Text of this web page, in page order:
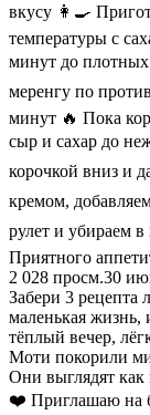
вкусу 👩‍🍳
температуры с
минут до
меренгу по
минут 🔥 Пока
сыр и сахар до
корочкой вниз и
кремом,
рулет и убираем
Приятного
2 028 просм.30
Забери 3 рецепта
маленькая жизнь,
тёплый вечер,
Моти покорили
Они выглядят как
❤️ Приглашаю на